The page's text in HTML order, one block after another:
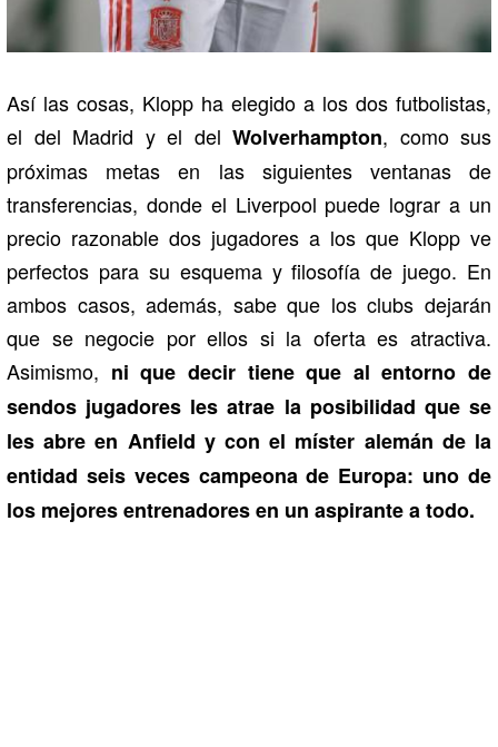
Así las cosas, Klopp ha elegido a los dos futbolistas,
el del Madrid y el del Wolverhampton, como sus
próximas metas en las siguientes ventanas de
transferencias, donde el Liverpool puede lograr a un
precio razonable dos jugadores a los que Klopp ve
perfectos para su esquema y filosofía de juego. En
ambos casos, además, sabe que los clubs dejarán
que se negocie por ellos si la oferta es atractiva.
Asimismo, ni que decir tiene que al entorno de
sendos jugadores les atrae la posibilidad que se
les abre en Anfield y con el míster alemán de la
entidad seis veces campeona de Europa: uno de
los mejores entrenadores en un aspirante a todo.